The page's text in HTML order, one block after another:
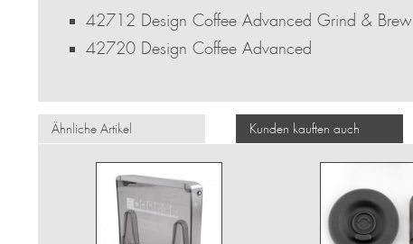
42712 Design Coffee Advanced Grind & Brew
42720 Design Coffee Advanced
Ähnliche Artikel Kunden kauften auch